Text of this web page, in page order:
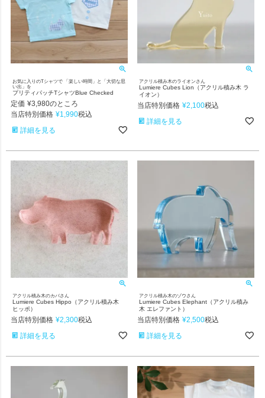
お気に入りのTシャツで 「楽しい時間」と「大切な思
い出」を
プリティパッチTシャツBlue Checked
定価 ¥3,980のところ
当店特別価格 ¥1,990税込
詳細を見る
アクリル積み木のライオンさん
Lumiere Cubes Lion（アクリル積み木 ラ
イオン）
当店特別価格 ¥2,100税込
詳細を見る
アクリル積み木のカバさん
Lumiere Cubes Hippo（アクリル積み木
ヒッポ）
当店特別価格 ¥2,300税込
詳細を見る
アクリル積み木のゾウさん
Lumiere Cubes Elephant（アクリル積み
木 エレファント）
当店特別価格 ¥2,500税込
詳細を見る